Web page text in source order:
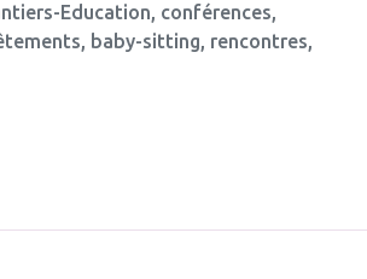
Education, conférences,
baby-sitting, rencontres,